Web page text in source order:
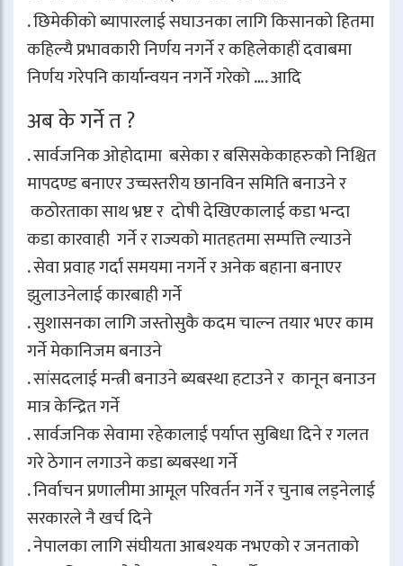
. छिमेकीको ब्यापारलाई सघाउनका लागि किसानको हितमा
कहिल्यै प्रभावकारी निर्णय नगर्ने र कहिलेकाहीं दवाबमा
निर्णय गरेपनि कार्यान्वयन नगर्ने गरेको …. आदि
अब के गर्ने त ?
. सार्वजनिक ओहोदामा बसेका र बसिसकेकाहरुको निश्चित
मापदण्ड बनाएर उच्चस्तरीय छानविन समिति बनाउने र
कठोरताका साथ भ्रष्ट र दोषी देखिएकालाई कडा भन्दा
कडा कारवाही गर्ने र राज्यको मातहतमा सम्पत्ति ल्याउने
. सेवा प्रवाह गर्दा समयमा नगर्ने र अनेक बहाना बनाएर
झुलाउनेलाई कारबाही गर्ने
. सुशासनका लागि जस्तोसुकै कदम चाल्न तयार भएर काम
गर्ने मेकानिजम बनाउने
. सांसदलाई मन्त्री बनाउने ब्यबस्था हटाउने र कानून बनाउन
मात्र केन्द्रित गर्ने
. सार्वजनिक सेवामा रहेकालाई पर्याप्त सुबिधा दिने र गलत
गरे ठेगान लगाउने कडा ब्यबस्था गर्ने
. निर्वाचन प्रणालीमा आमूल परिवर्तन गर्ने र चुनाब लड्नेलाई
सरकारले नै खर्च दिने
. नेपालका लागि संघीयता आबश्यक नभएको र जनताको